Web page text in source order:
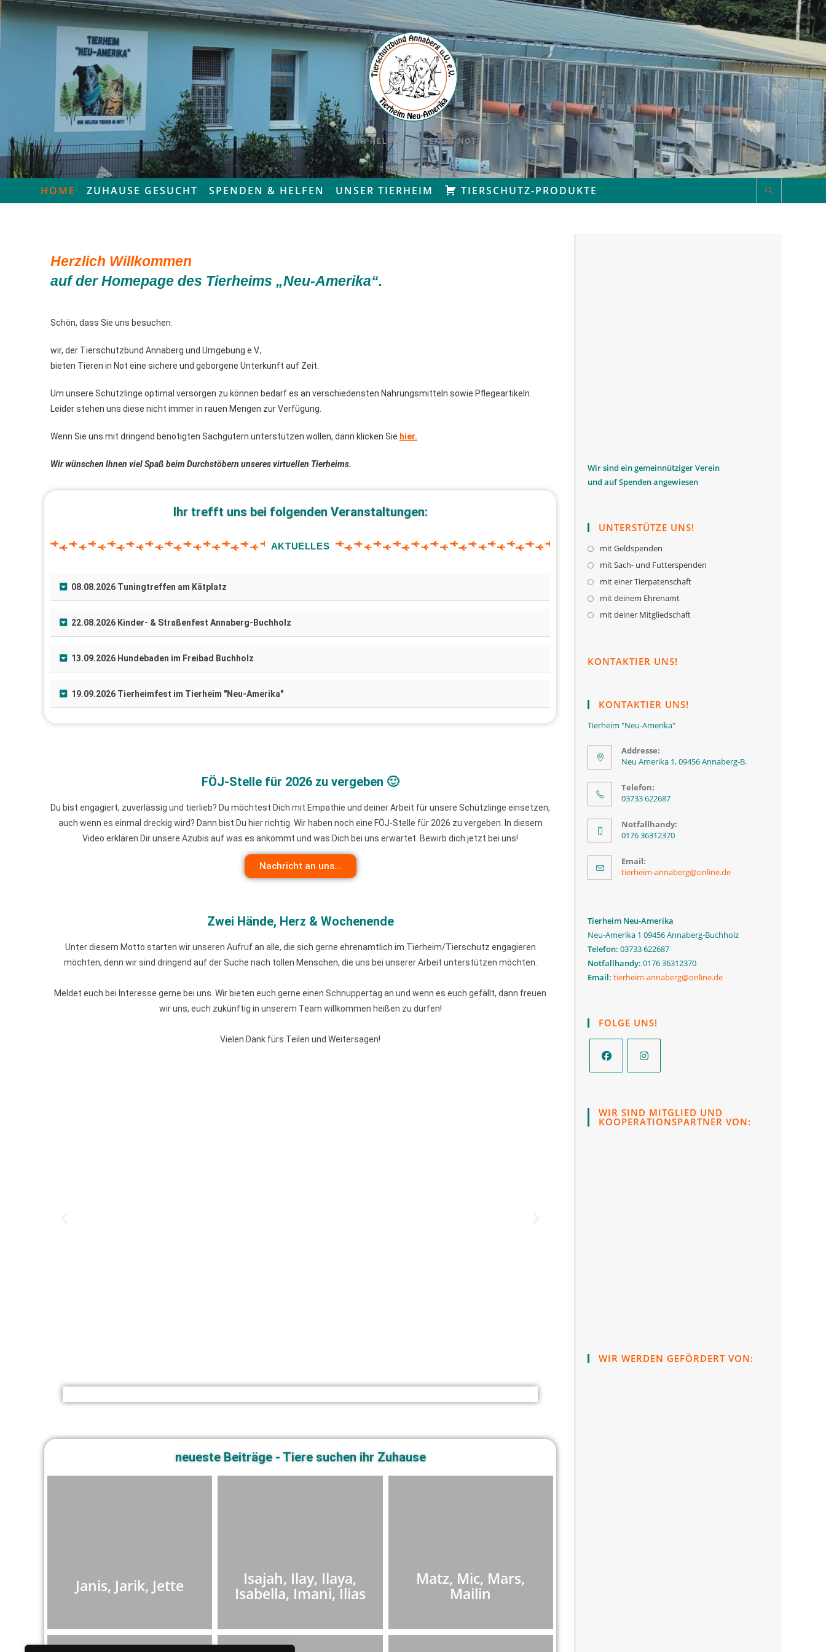
WIR HELFEN TIEREN IN NOT
HOME ZUHAUSE GESUCHT SPENDEN & HELFEN UNSER TIERHEIM TIERSCHUTZ-PRODUKTE
Herzlich Willkommen
auf der Homepage des Tierheims „Neu-Amerika“.
Schön, dass Sie uns besuchen.
wir, der Tierschutzbund Annaberg und Umgebung e.V.,
bieten Tieren in Not eine sichere und geborgene Unterkunft auf Zeit.
Um unsere Schützlinge optimal versorgen zu können bedarf es an verschiedensten Nahrungsmitteln sowie Pflegeartikeln.
Leider stehen uns diese nicht immer in rauen Mengen zur Verfügung.
Wenn Sie uns mit dringend benötigten Sachgütern unterstützen wollen, dann klicken Sie hier.
Wir wünschen Ihnen viel Spaß beim Durchstöbern unseres virtuellen Tierheims.
Ihr trefft uns bei folgenden Veranstaltungen:
AKTUELLES
08.08.2026 Tuningtreffen am Kätplatz
22.08.2026 Kinder- & Straßenfest Annaberg-Buchholz
13.09.2026 Hundebaden im Freibad Buchholz
19.09.2026 Tierheimfest im Tierheim "Neu-Amerika"
FÖJ-Stelle für 2026 zu vergeben 🙂
Du bist engagiert, zuverlässig und tierlieb? Du möchtest Dich mit Empathie und deiner Arbeit für unsere Schützlinge einsetzen,
auch wenn es einmal dreckig wird? Dann bist Du hier richtig. Wir haben noch eine FÖJ-Stelle für 2026 zu vergeben. In diesem
Video erklären Dir unsere Azubis auf was es ankommt und was Dich bei uns erwartet. Bewirb dich jetzt bei uns!
Nachricht an uns...
Zwei Hände, Herz & Wochenende
Unter diesem Motto starten wir unseren Aufruf an alle, die sich gerne ehrenamtlich im Tierheim/Tierschutz engagieren
möchten, denn wir sind dringend auf der Suche nach tollen Menschen, die uns bei unserer Arbeit unterstützen möchten.
Meldet euch bei Interesse gerne bei uns. Wir bieten euch gerne einen Schnuppertag an und wenn es euch gefällt, dann freuen
wir uns, euch zukünftig in unserem Team willkommen heißen zu dürfen!
Vielen Dank fürs Teilen und Weitersagen!
neueste Beiträge - Tiere suchen ihr Zuhause
Janis, Jarik, Jette Isajah, Ilay, Ilaya,
Isabella, Imani, Ilias
Matz, Mic, Mars,
Mailin
Wir sind ein gemeinnütziger Verein
und auf Spenden angewiesen
UNTERSTÜTZE UNS!
mit Geldspenden
mit Sach- und Futterspenden
mit einer Tierpatenschaft
mit deinem Ehrenamt
mit deiner Mitgliedschaft
KONTAKTIER UNS!
KONTAKTIER UNS!
Tierheim "Neu-Amerika"
Addresse:
Neu Amerika 1, 09456 Annaberg-B.
Telefon:
03733 622687
Notfallhandy:
0176 36312370
Email:
tierheim-annaberg@online.de
Tierheim Neu-Amerika
Neu-Amerika 1 09456 Annaberg-Buchholz
Telefon: 03733 622687
Notfallhandy: 0176 36312370
Email: tierheim-annaberg@online.de
FOLGE UNS!
WIR SIND MITGLIED UND
KOOPERATIONSPARTNER VON:
WIR WERDEN GEFÖRDERT VON: